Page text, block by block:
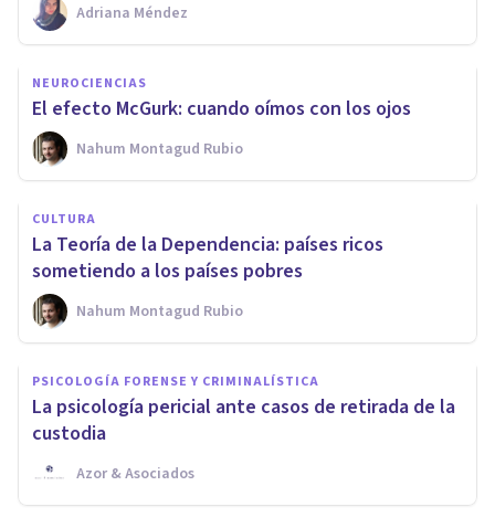
Adriana Méndez
NEUROCIENCIAS
El efecto McGurk: cuando oímos con los ojos
Nahum Montagud Rubio
CULTURA
La Teoría de la Dependencia: países ricos
sometiendo a los países pobres
Nahum Montagud Rubio
PSICOLOGÍA FORENSE Y CRIMINALÍSTICA
La psicología pericial ante casos de retirada de la
custodia
Azor & Asociados